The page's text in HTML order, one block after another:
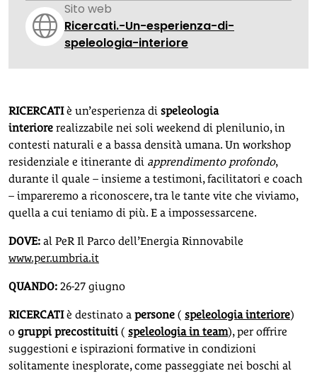
Sito web
Ricercati.-Un-esperienza-di-
speleologia-interiore
RICERCATIè un’esperienza di speleologia
interiore realizzabile nei soli weekend di plenilunio, in
contesti naturali e a bassa densità umana. Un workshop
residenziale e itinerante di apprendimento profondo,
durante il quale – insieme a testimoni, facilitatori e coach
– impareremo a riconoscere, tra le tante vite che viviamo,
quella a cui teniamo di più. E a impossessarcene.
DOVE: al PeR Il Parco dell’Energia Rinnovabile
www.per.umbria.it
QUANDO: 26-27 giugno
RICERCATIè destinato a persone ( speleologia interiore)
o gruppi precostituiti ( speleologia in team), per offrire
suggestioni e ispirazioni formative in condizioni
solitamente inesplorate, come passeggiate nei boschi al